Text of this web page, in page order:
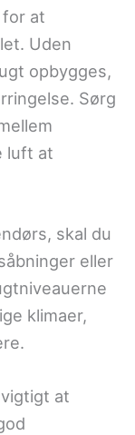
at
Uden
opbygges,
Sørg
luft at
skal du
eller
klimaer,
at